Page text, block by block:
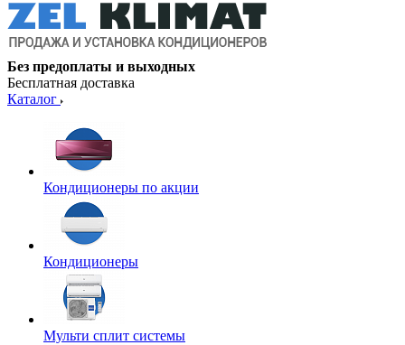
Без предоплаты и выходных
Бесплатная доставка
Каталог
Кондиционеры по акции
Кондиционеры
Мульти сплит системы